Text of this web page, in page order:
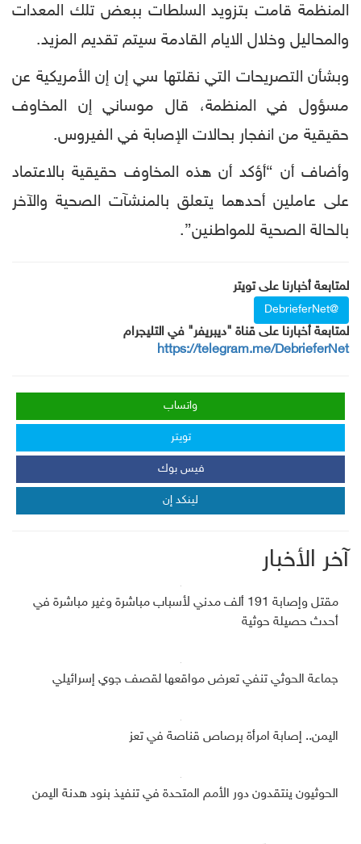
المنظمة قامت بتزويد السلطات ببعض تلك المعدات
والمحاليل وخلال الايام القادمة سيتم تقديم المزيد.
وبشأن التصريحات التي نقلتها سي إن إن الأمريكية عن
مسؤول في المنظمة، قال موساني إن المخاوف
حقيقية من انفجار بحالات الإصابة في الفيروس.
وأضاف أن “أؤكد أن هذه المخاوف حقيقية بالاعتماد
على عاملين أحدهما يتعلق بالمنشآت الصحية والآخر
بالحالة الصحية للمواطنين”.
لمتابعة أخبارنا على تويتر
@DebrieferNet
لمتابعة أخبارنا على قناة "ديبريفر" في التليجرام
https://telegram.me/DebrieferNet
واتساب
تويتر
فيس بوك
لينكد إن
آخر الأخبار
مقتل وإصابة 191 ألف مدني لأسباب مباشرة وغير مباشرة في
أحدث حصيلة حوثية
جماعة الحوثي تنفي تعرض مواقعها لقصف جوي إسرائيلي
اليمن.. إصابة امرأة برصاص قناصة في تعز
الحوثيون ينتقدون دور الأمم المتحدة في تنفيذ بنود هدنة اليمن